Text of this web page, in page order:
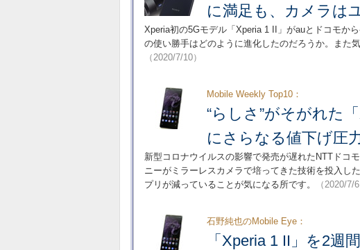
に満足も、カメラは
Xperia初の5Gモデル「Xperia 1 II」がauとドコモか
の使い勝手はどのように進化したのだろうか。また
（2020/7/10）
Mobile Weekly Top10：
“らしさ”がそがれた
にさらなる値下げ圧
新型コロナウイルスの影響で発売が遅れたNTTドコ
ニーがミラーレスカメラで培ってきた技術を投入し
プリが減っていることが気になる所です。
（2020/7/6
石野純也のMobile Eye：
「Xperia 1 II」を2週